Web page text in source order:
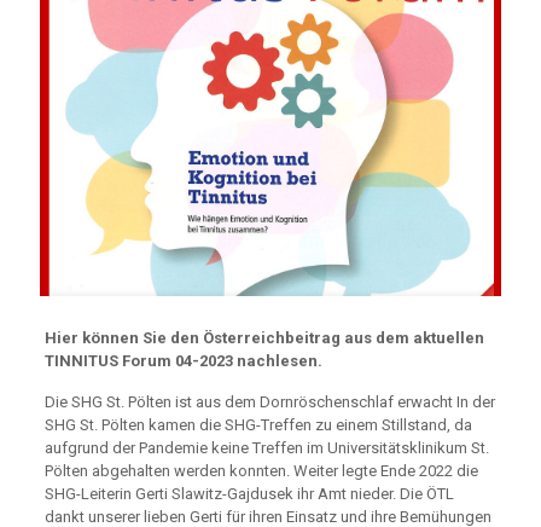
Hier können Sie den Österreichbeitrag aus dem aktuellen
TINNITUS Forum 04-2023 nachlesen.
Die SHG St. Pölten ist aus dem Dornröschenschlaf erwachtIn der
SHG St. Pölten kamen die SHG-Treffen zu einem Stillstand, da
aufgrund der Pandemie keine Treffen im Universitätsklinikum St.
Pölten abgehalten werden konnten. Weiter legte Ende 2022 die
SHG-Leiterin Gerti Slawitz-Gajdusek ihr Amt nieder. Die ÖTL
dankt unserer lieben Gerti für ihren Einsatz und ihre Bemühungen